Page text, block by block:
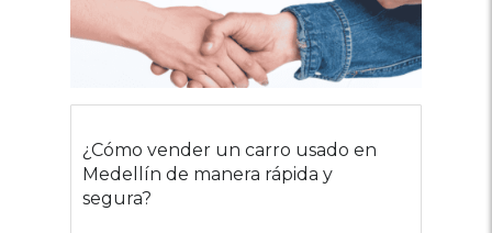
¿Cómo vender un carro usado en
Medellín de manera rápida y
segura?